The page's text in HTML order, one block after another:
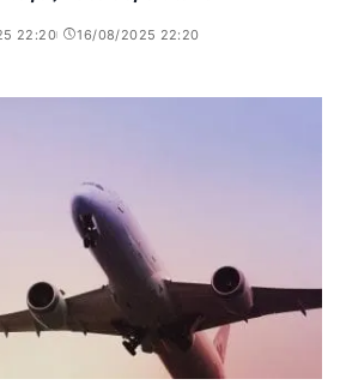
22:20
16/08/2025 22:20